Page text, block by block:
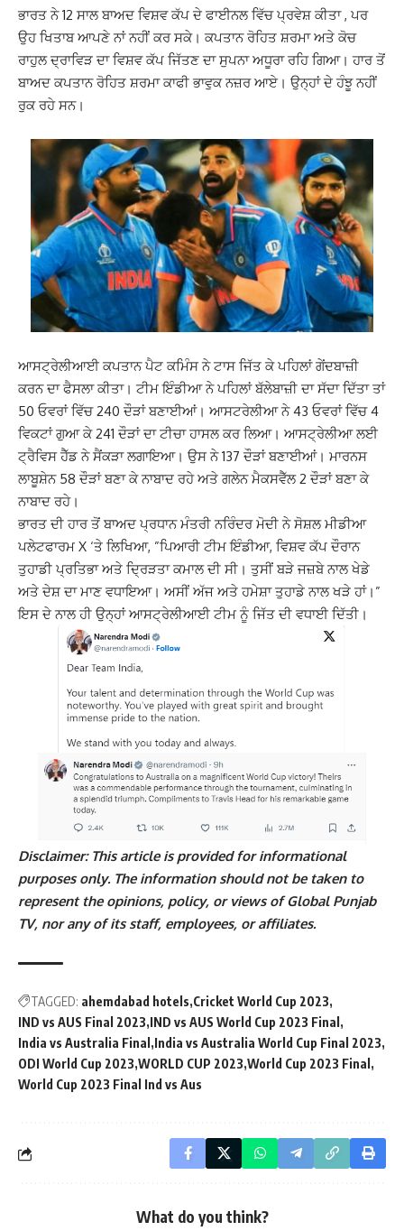
ਭਾਰਤ ਨੇ 12 ਸਾਲ ਬਾਅਦ ਵਿਸ਼ਵ ਕੱਪ ਦੇ ਫਾਈਨਲ ਵਿੱਚ ਪ੍ਰਵੇਸ਼ ਕੀਤਾ , ਪਰ
ਉਹ ਖਿਤਾਬ ਆਪਣੇ ਨਾਂ ਨਹੀਂ ਕਰ ਸਕੇ। ਕਪਤਾਨ ਰੋਹਿਤ ਸ਼ਰਮਾ ਅਤੇ ਕੋਚ
ਰਾਹੁਲ ਦ੍ਰਾਵਿੜ ਦਾ ਵਿਸ਼ਵ ਕੱਪ ਜਿੱਤਣ ਦਾ ਸੁਪਨਾ ਅਧੂਰਾ ਰਹਿ ਗਿਆ। ਹਾਰ ਤੋਂ
ਬਾਅਦ ਕਪਤਾਨ ਰੋਹਿਤ ਸ਼ਰਮਾ ਕਾਫੀ ਭਾਵੁਕ ਨਜ਼ਰ ਆਏ। ਉਨ੍ਹਾਂ ਦੇ ਹੰਝੂ ਨਹੀਂ
ਰੁਕ ਰਹੇ ਸਨ।
ਆਸਟ੍ਰੇਲੀਆਈ ਕਪਤਾਨ ਪੈਟ ਕਮਿੰਸ ਨੇ ਟਾਸ ਜਿੱਤ ਕੇ ਪਹਿਲਾਂ ਗੇਂਦਬਾਜ਼ੀ
ਕਰਨ ਦਾ ਫੈਸਲਾ ਕੀਤਾ। ਟੀਮ ਇੰਡੀਆ ਨੇ ਪਹਿਲਾਂ ਬੱਲੇਬਾਜ਼ੀ ਦਾ ਸੱਦਾ ਦਿੱਤਾ ਤਾਂ
50 ਓਵਰਾਂ ਵਿੱਚ 240 ਦੌੜਾਂ ਬਣਾਈਆਂ। ਆਸਟਰੇਲੀਆ ਨੇ 43 ਓਵਰਾਂ ਵਿੱਚ 4
ਵਿਕਟਾਂ ਗੁਆ ਕੇ 241 ਦੌੜਾਂ ਦਾ ਟੀਚਾ ਹਾਸਲ ਕਰ ਲਿਆ। ਆਸਟ੍ਰੇਲੀਆ ਲਈ
ਟ੍ਰੈਵਿਸ ਹੈੱਡ ਨੇ ਸੈਂਕੜਾ ਲਗਾਇਆ। ਉਸ ਨੇ 137 ਦੌੜਾਂ ਬਣਾਈਆਂ। ਮਾਰਨਸ
ਲਾਬੂਸ਼ੇਨ 58 ਦੌੜਾਂ ਬਣਾ ਕੇ ਨਾਬਾਦ ਰਹੇ ਅਤੇ ਗਲੇਨ ਮੈਕਸਵੈੱਲ 2 ਦੌੜਾਂ ਬਣਾ ਕੇ
ਨਾਬਾਦ ਰਹੇ।
ਭਾਰਤ ਦੀ ਹਾਰ ਤੋਂ ਬਾਅਦ ਪ੍ਰਧਾਨ ਮੰਤਰੀ ਨਰਿੰਦਰ ਮੋਦੀ ਨੇ ਸੋਸ਼ਲ ਮੀਡੀਆ
ਪਲੇਟਫਾਰਮ X ‘ਤੇ ਲਿਖਿਆ, ”ਪਿਆਰੀ ਟੀਮ ਇੰਡੀਆ, ਵਿਸ਼ਵ ਕੱਪ ਦੌਰਾਨ
ਤੁਹਾਡੀ ਪ੍ਰਤਿਭਾ ਅਤੇ ਦ੍ਰਿੜਤਾ ਕਮਾਲ ਦੀ ਸੀ। ਤੁਸੀਂ ਬੜੇ ਜਜ਼ਬੇ ਨਾਲ ਖੇਡੇ
ਅਤੇ ਦੇਸ਼ ਦਾ ਮਾਣ ਵਧਾਇਆ। ਅਸੀਂ ਅੱਜ ਅਤੇ ਹਮੇਸ਼ਾ ਤੁਹਾਡੇ ਨਾਲ ਖੜੇ ਹਾਂ।”
ਇਸ ਦੇ ਨਾਲ ਹੀ ਉਨ੍ਹਾਂ ਆਸਟ੍ਰੇਲੀਆਈ ਟੀਮ ਨੂੰ ਜਿੱਤ ਦੀ ਵਧਾਈ ਦਿੱਤੀ।
Disclaimer: This article is provided for informational
purposes only. The information should not be taken to
represent the opinions, policy, or views of Global Punjab
TV, nor any of its staff, employees, or affiliates.
TAGGED: ahemdabad hotels Cricket World Cup 2023
IND vs AUS Final 2023 IND vs AUS World Cup 2023 Final
India vs Australia Final India vs Australia World Cup Final 2023
ODI World Cup 2023 WORLD CUP 2023 World Cup 2023 Final
World Cup 2023 Final Ind vs Aus
What do you think?